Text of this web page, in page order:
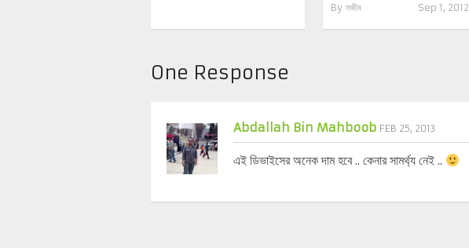
By সজীব Sep 1, 2012
One Response
Abdallah Bin Mahboob FEB 25, 2013
এই ডিভাইসের অনেক দাম হবে .. কেনার সামর্থ্য নেই ..